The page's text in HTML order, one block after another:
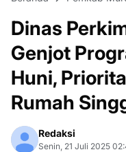
Dinas
Genjot
Huni,
Rumah
Redaksi
Senin, 21 Juli 2025